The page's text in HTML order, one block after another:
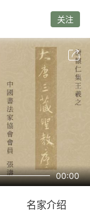
关注
00:00

名家介绍